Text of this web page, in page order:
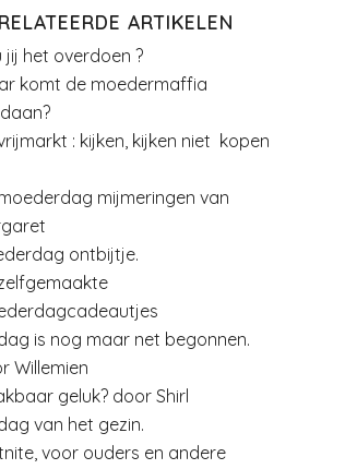
ARTIKELEN
jij het overdoen ?
komt de moedermaffia
: kijken, kijken niet kopen
mijmeringen van
ontbijtje.
is nog maar net begonnen.
Willemien
geluk? door Shirl
van het gezin.
voor ouders en andere